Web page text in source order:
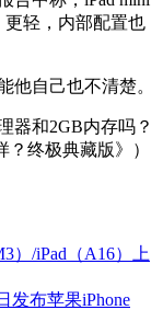
更轻，内部配置也
自己也不清楚。
和2GB内存吗？
？终极典藏版》）
）/iPad（A16）上
发布苹果iPhone